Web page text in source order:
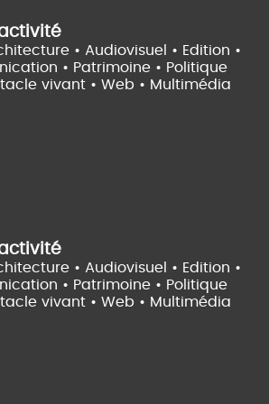
• Audiovisuel • Edition •
• Patrimoine • Politique
vivant • Web • Multimédia
• Audiovisuel • Edition •
• Patrimoine • Politique
vivant • Web • Multimédia